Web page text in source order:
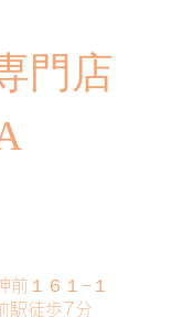
門店
前１６１−１
駅徒歩7分